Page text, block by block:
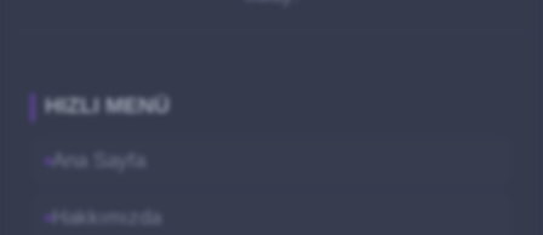
HIZLI MENÜ
Ana Sayfa
Hakkımızda